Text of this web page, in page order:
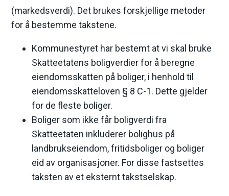
m
(markedsverdi). Det brukes forskjellige metoder
for å bestemme takstene.
Kommunestyret har bestemt at vi skal bruke
Skatteetatens boligverdier for å beregne
eiendomsskatten på boliger, i henhold til
eiendomsskatteloven § 8 C-1. Dette gjelder
for de fleste boliger.
Boliger som ikke får boligverdi fra
Skatteetaten inkluderer bolighus på
landbrukseiendom, fritidsboliger og boliger
eid av organisasjoner. For disse fastsettes
taksten av et eksternt takstselskap.